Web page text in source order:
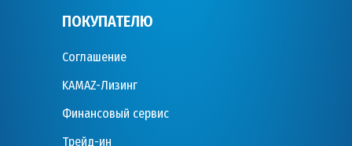
ПОКУПАТЕЛЮ
Соглашение
KAMAZ-Лизинг
Финансовый сервис
Трейд-ин